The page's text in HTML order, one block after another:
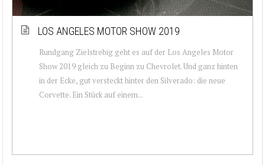
LOS ANGELES MOTOR SHOW 2019
Rundgang Zielstrebig geht es auf der Los Angeles Motor
Show 2019 gleich zu Beginn zu Chevrolet. Und ganz hinten
in der Ecke, gut versteckt hinter den Silverado: die neue
Corvette. Ein Stück auf einem...